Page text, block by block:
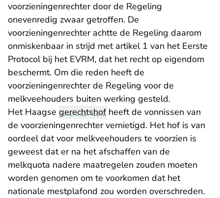
voorzieningenrechter door de Regeling
onevenredig zwaar getroffen. De
voorzieningenrechter achtte de Regeling daarom
onmiskenbaar in strijd met artikel 1 van het Eerste
Protocol bij het EVRM, dat het recht op eigendom
beschermt. Om die reden heeft de
voorzieningenrechter de Regeling voor de
melkveehouders buiten werking gesteld.
Het Haagse gerechtshofheeft de vonnissen van
de voorzieningenrechter vernietigd. Het hof is van
oordeel dat voor melkveehouders te voorzien is
geweest dat er na het afschaffen van de
melkquota nadere maatregelen zouden moeten
worden genomen om te voorkomen dat het
nationale mestplafond zou worden overschreden.